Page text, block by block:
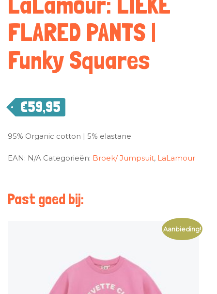
FLARED PANTS |
Funky Squares
€59,95
95% Organic cotton | 5% elastane
EAN: N/A Categorieën: Broek/ Jumpsuit, LaLamour
Past goed bij:
Aanbieding!